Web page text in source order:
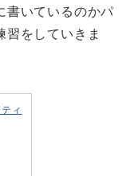
書いているのかパ
習をしていきま
ィ